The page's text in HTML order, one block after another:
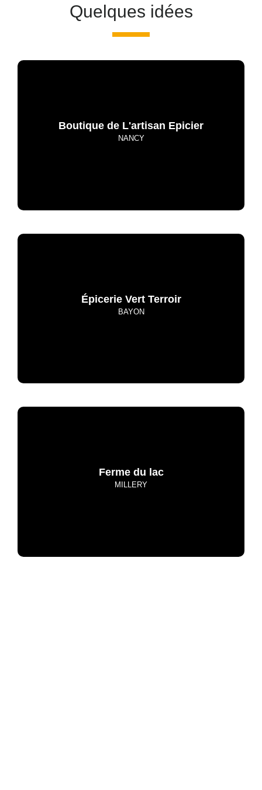
Quelques idées
Boutique de L'artisan Epicier
NANCY
Épicerie Vert Terroir
BAYON
Ferme du lac
MILLERY